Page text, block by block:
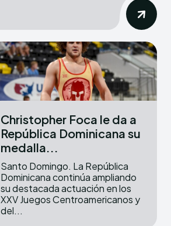
Christopher Foca le da a
República Dominicana su
medalla...
Santo Domingo. La República
Dominicana continúa ampliando
su destacada actuación en los
XXV Juegos Centroamericanos y
del...